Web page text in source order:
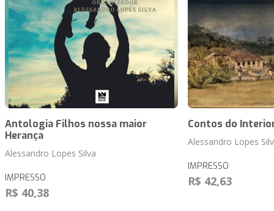
Antologia Filhos nossa maior
Herança
Alessandro Lopes Silva
IMPRESSO
R$ 40,38
Contos do
Alessandro Lopes
IMPRESSO
R$ 42,63